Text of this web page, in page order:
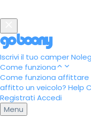
Iscrivi il tuo camper
Come funziona
Come funziona affittare
affitto un veicolo? Help
Registrati Accedi
Menu